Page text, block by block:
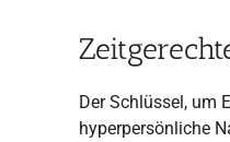
Der Schlüssel, um
hyperpersönliche